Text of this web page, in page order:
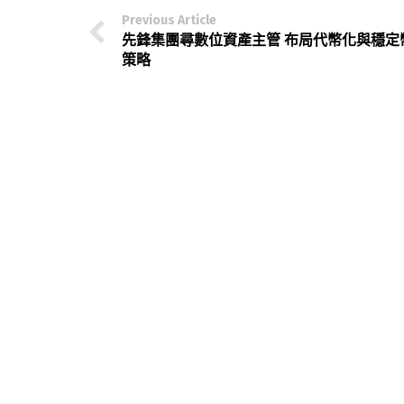
Previous Article
先鋒集團尋數位資產主管 布局代幣化與穩定
策略